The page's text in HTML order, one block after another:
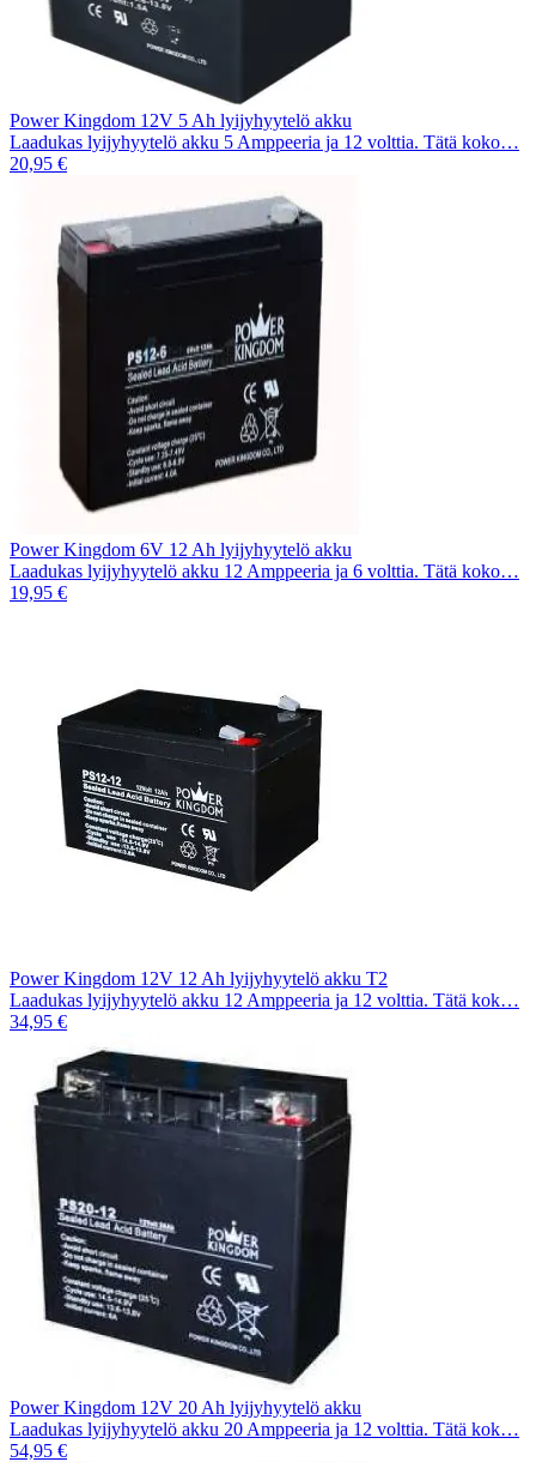
Power Kingdom 12V 5 Ah lyijyhyytelö akku
Laadukas lyijyhyytelö akku 5 Amppeeria ja 12 volttia. Tätä koko…
20,95 €
Power Kingdom 6V 12 Ah lyijyhyytelö akku
Laadukas lyijyhyytelö akku 12 Amppeeria ja 6 volttia. Tätä koko…
19,95 €
Power Kingdom 12V 12 Ah lyijyhyytelö akku T2
Laadukas lyijyhyytelö akku 12 Amppeeria ja 12 volttia. Tätä kok…
34,95 €
Power Kingdom 12V 20 Ah lyijyhyytelö akku
Laadukas lyijyhyytelö akku 20 Amppeeria ja 12 volttia. Tätä kok…
54,95 €